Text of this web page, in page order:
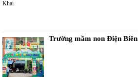
Trường mầm non Điện Biên